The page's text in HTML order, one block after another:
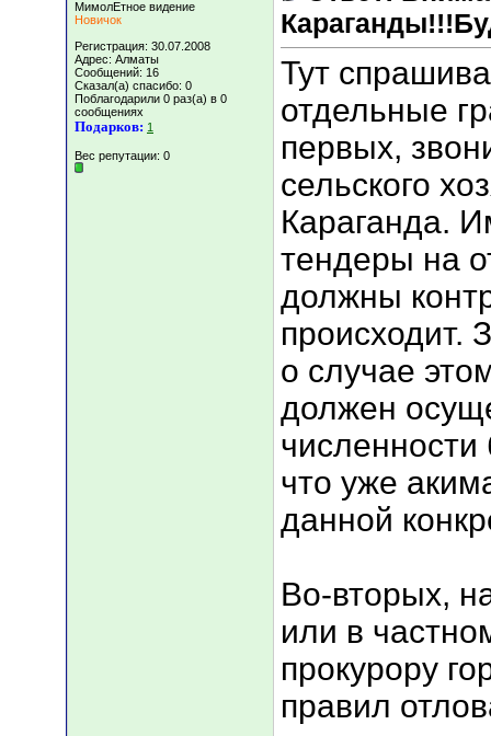
МимолЕтное видение
Новичок
Регистрация: 30.07.2008
Адрес: Алматы
Сообщений: 16
Сказал(а) спасибо: 0
Поблагодарили 0 раз(а) в 0
сообщениях
Подарков: 1
Вес репутации: 0
Тут
отдельные
первых,
сельского
Караганда.
тендеры на
должны
происходит.
о случае
должен
что уже
данной
Во-вторых,
или в
прокурору
правил